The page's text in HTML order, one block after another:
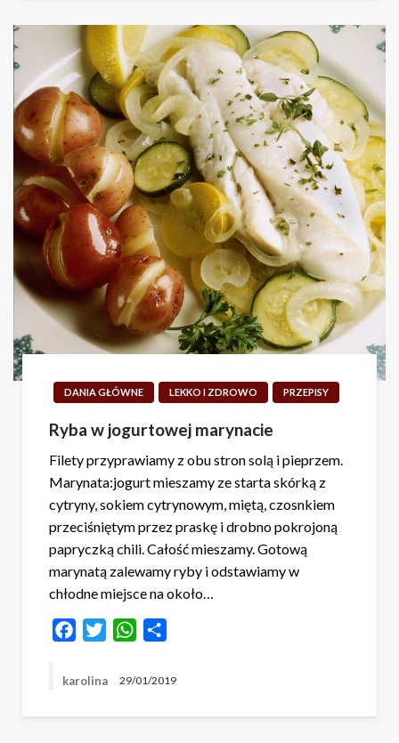
DANIA GŁÓWNE LEKKO I ZDROWO PRZEPISY
Ryba w jogurtowej marynacie
Filety przyprawiamy z obu stron solą i pieprzem.
Marynata:jogurt mieszamy ze starta skórką z
cytryny, sokiem cytrynowym, miętą, czosnkiem
przeciśniętym przez praskę i drobno pokrojoną
papryczką chili. Całość mieszamy. Gotową
marynatą zalewamy ryby i odstawiamy w
chłodne miejsce na około…
FacebookTwitterWhatsApp
karolina 29/01/2019